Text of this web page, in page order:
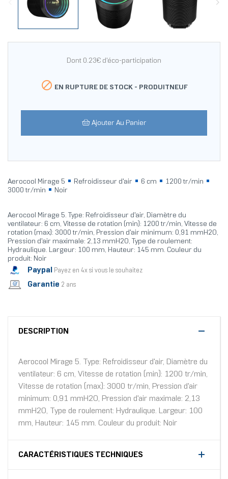
Dont 0.23€ d'éco-participation
 EN RUPTURE DE STOCK - PRODUITNEUF
Ajouter Au Panier
Aerocool Mirage 5 Refroidisseur d'air 6 cm
1200 tr/min
3000 tr/min
Noir
Aerocool Mirage 5. Type: Refroidisseur d'air, Diamètre du
ventilateur: 6 cm, Vitesse de rotation (min): 1200 tr/min, Vitesse de
rotation (max): 3000 tr/min, Pression d'air minimum: 0,91 mmH2O,
Pression d'air maximale: 2,13 mmH2O, Type de roulement:
Hydraulique. Largeur: 100 mm, Hauteur: 145 mm. Couleur du
produit: Noir
Paypal Payez en 4x si vous le souhaitez
Garantie 2 ans
DESCRIPTION
Aerocool Mirage 5. Type: Refroidisseur d'air, Diamètre du
ventilateur: 6 cm, Vitesse de rotation (min): 1200 tr/min,
Vitesse de rotation (max): 3000 tr/min, Pression d'air
minimum: 0,91 mmH2O, Pression d'air maximale: 2,13
mmH2O, Type de roulement: Hydraulique. Largeur: 100
mm, Hauteur: 145 mm. Couleur du produit: Noir
CARACTÉRISTIQUES TECHNIQUES